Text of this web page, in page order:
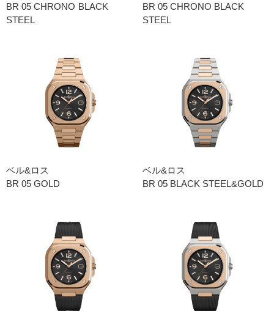
BR 05 CHRONO BLACK
STEEL
BR 05 CHRONO BLACK
STEEL
ベル&ロス
BR 05 GOLD
ベル&ロス
BR 05 BLACK STEEL&GOLD